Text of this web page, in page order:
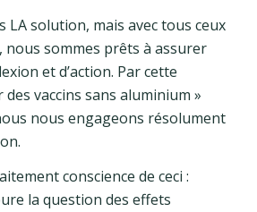
LA solution, mais avec tous ceux
sommes prêts à assurer
et d’action. Par cette
vaccins sans aluminium »
nous engageons résolument
conscience de ceci :
la question des effets